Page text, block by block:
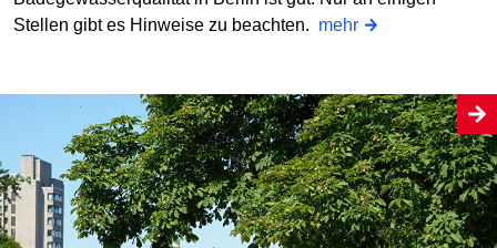
Stellen gibt es Hinweise zu beachten. mehr